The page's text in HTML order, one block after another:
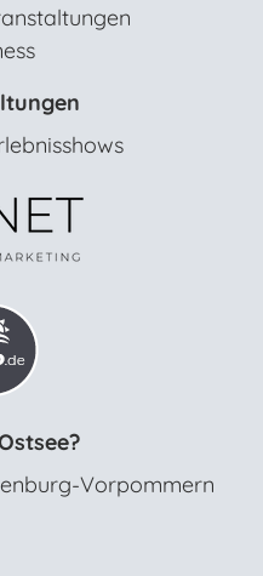
Vorpommern